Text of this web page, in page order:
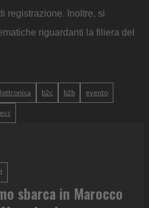
registrazione. Inoltre, si
riguardanti la filiera del
b2c b2b evento
sbarca in Marocco